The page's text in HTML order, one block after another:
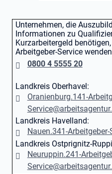
Unternehmen, die
Informationen zu
Kurzarbeitergeld
Arbeitgeber-Service
0800 4 5555 20
Landkreis Oberhavel:
Oranienburg.141-
Landkreis Havelland:
Nauen.341-
Landkreis Ostprignitz-
Neuruppin.241-